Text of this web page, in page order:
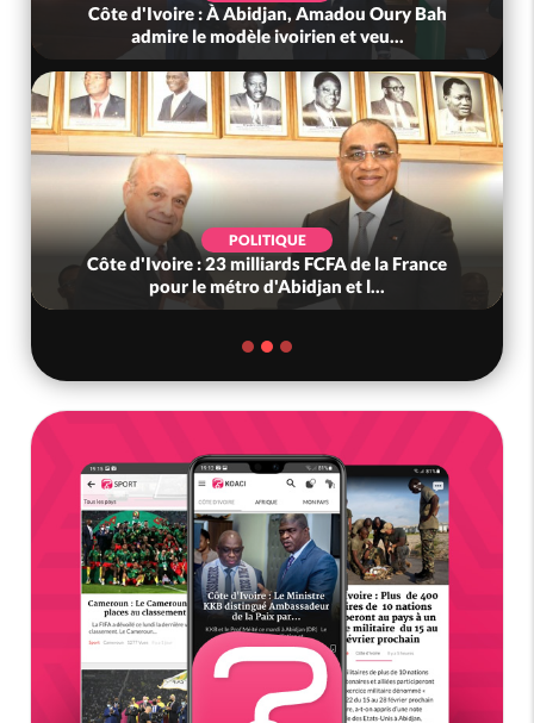
Côte d'Ivoire : À Abidjan, Amadou Oury Bah
admire le modèle ivoirien et veu...
POLITIQUE
Côte d'Ivoire : 23 milliards FCFA de la France
pour le métro d'Abidjan et l...